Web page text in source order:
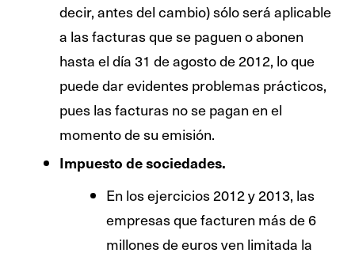
decir, antes del cambio) sólo será aplicable
a las facturas que se paguen o abonen
hasta el día 31 de agosto de 2012, lo que
puede dar evidentes problemas prácticos,
pues las facturas no se pagan en el
momento de su emisión.
Impuesto de sociedades.
En los ejercicios 2012 y 2013, las
empresas que facturen más de 6
millones de euros ven limitada la